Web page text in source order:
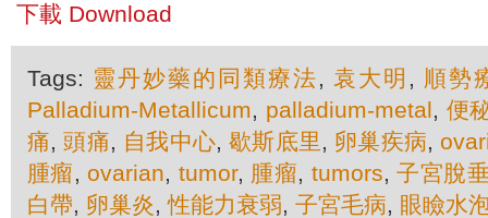
下載 Download
Tags: 靈丹妙藥的同類療法, 袁大明 , 順勢
Palladium-Metallicum, palladium-metal, 便
痛,頭痛, 自我中心,歇斯底里, 卵巢疾病,
腫瘤,ovarian, tumor, 腫瘤, tumors,子宮脫
白帶, 卵巢炎,性能力衰弱, 子宮毛病, 眼瞼水